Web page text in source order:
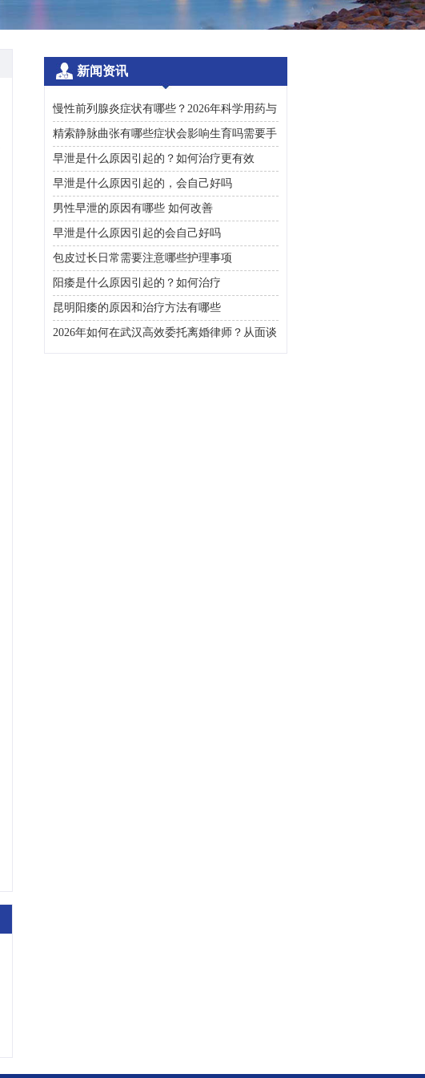
新闻资讯
慢性前列腺炎症状有哪些？2026年科学用药与
日常护理全攻略
精索静脉曲张有哪些症状会影响生育吗需要手
术治疗吗
早泄是什么原因引起的？如何治疗更有效
早泄是什么原因引起的，会自己好吗
男性早泄的原因有哪些 如何改善
早泄是什么原因引起的会自己好吗
包皮过长日常需要注意哪些护理事项
阳痿是什么原因引起的？如何治疗
昆明阳痿的原因和治疗方法有哪些
2026年如何在武汉高效委托离婚律师？从面谈